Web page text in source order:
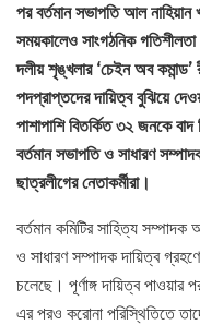
পর বর্তমান সভাপতি আল নাহিয়ান
সময়কালেও সাংগঠনিক গতিশীলতা
দলীয় শৃঙ্খলার ‘চেইন অব
পদপ্রাপ্তদের দায়িত্ব বুঝিয়ে
পাশাপাশি বিতর্কিত ৩২ জনকে
বর্তমান সভাপতি ও সাধারণ
ছাত্রলীগের নেতাকর্মীরা।
বর্তমান কমিটির সাহিত্য
ও সাধারণ সম্পাদক দায়িত্ব
চলেছে। পূর্ণাঙ্গ দায়িত্ব পাওয়ার
এর পরও করোনা পরিস্থিতিতে